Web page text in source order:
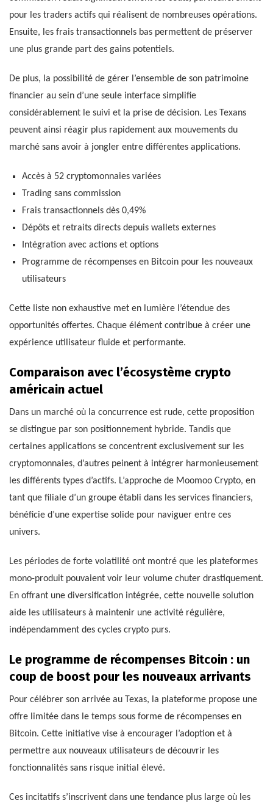
pour les traders actifs qui réalisent de nombreuses opérations.
Ensuite, les frais transactionnels bas permettent de préserver
une plus grande part des gains potentiels.
De plus, la possibilité de gérer l’ensemble de son patrimoine
financier au sein d’une seule interface simplifie
considérablement le suivi et la prise de décision. Les Texans
peuvent ainsi réagir plus rapidement aux mouvements du
marché sans avoir à jongler entre différentes applications.
Accès à 52 cryptomonnaies variées
Trading sans commission
Frais transactionnels dès 0,49%
Dépôts et retraits directs depuis wallets externes
Intégration avec actions et options
Programme de récompenses en Bitcoin pour les nouveaux
utilisateurs
Cette liste non exhaustive met en lumière l’étendue des
opportunités offertes. Chaque élément contribue à créer une
expérience utilisateur fluide et performante.
Comparaison avec l’écosystème crypto
américain actuel
Dans un marché où la concurrence est rude, cette proposition
se distingue par son positionnement hybride. Tandis que
certaines applications se concentrent exclusivement sur les
cryptomonnaies, d’autres peinent à intégrer harmonieusement
les différents types d’actifs. L’approche de Moomoo Crypto, en
tant que filiale d’un groupe établi dans les services financiers,
bénéficie d’une expertise solide pour naviguer entre ces
univers.
Les périodes de forte volatilité ont montré que les plateformes
mono-produit pouvaient voir leur volume chuter drastiquement.
En offrant une diversification intégrée, cette nouvelle solution
aide les utilisateurs à maintenir une activité régulière,
indépendamment des cycles crypto purs.
Le programme de récompenses Bitcoin : un
coup de boost pour les nouveaux arrivants
Pour célébrer son arrivée au Texas, la plateforme propose une
offre limitée dans le temps sous forme de récompenses en
Bitcoin. Cette initiative vise à encourager l’adoption et à
permettre aux nouveaux utilisateurs de découvrir les
fonctionnalités sans risque initial élevé.
Ces incitatifs s’inscrivent dans une tendance plus large où les